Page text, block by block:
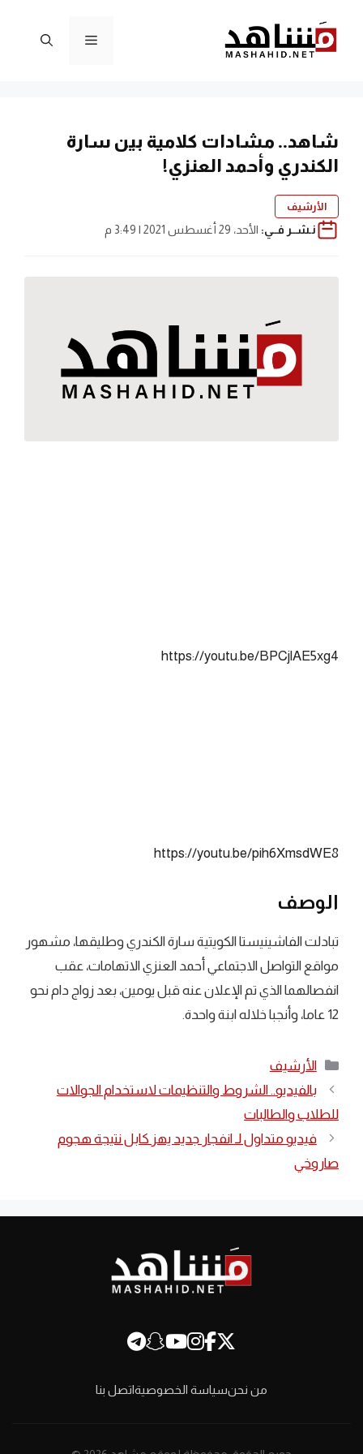
المحتوى
القائمة
شاهد.. مشادات كلامية بين سارة
الكندري وأحمد العنزي!
الأرشيف
نـشــر فــي: الأحد، 29 أغسطس 2021 | 3:49 م
https://youtu.be/BPCjlAE5xg4
https://youtu.be/pih6XmsdWE8
الوصف
تبادلت الفاشينيستا الكويتية سارة الكندري وطليقها، مشهور
مواقع التواصل الاجتماعي أحمد العنزي الاتهامات، عقب
انفصالهما الذي تم الإعلان عنه قبل يومين، بعد زواج دام نحو
12 عاما، وأنجبا خلاله ابنة واحدة.
التصنيفات
الأرشيف
بالفيديو.. الشروط والتنظيمات لاستخدام الجوالات
للطلاب والطالبات
فيديو متداول لـ انفجار جديد يهز كابل نتيجة هجوم
صاروخي
من نحنسياسة الخصوصيةاتصل بنا